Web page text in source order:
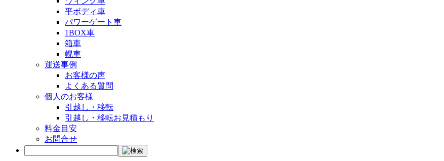
平ボディ車
パワーゲート車
1BOX車
箱車
幌車
運送事例
お客様の声
よくある質問
個人のお客様
引越し・移転
引越し・移転お見積もり
料金目安
お問合せ